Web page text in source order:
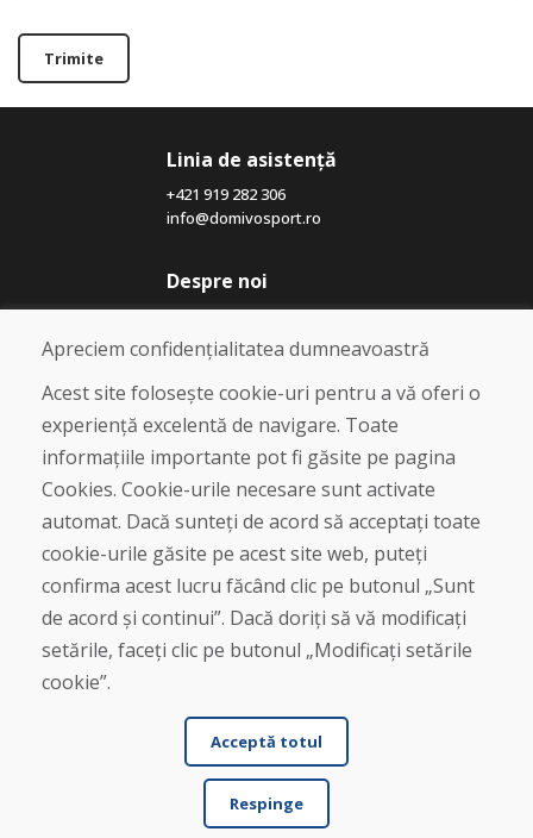
Trimite
Linia de asistență
+421 919 282 306
info@domivosport.ro
Despre noi
Blog
Despre noi
Magazin
Contact
Cumpărare
Magazin online
Livrare și plată
Plângere
Retur și schimb de mărfuri
Protecția datelor cu caracter personal
Cookies
© DOMIVOSPORT 2026, Toate drepturile rezervate
Apreciem confidențialitatea dumneavoastră
Acest site folosește cookie-uri pentru a vă oferi o
experiență excelentă de navigare. Toate
informațiile importante pot fi găsite pe pagina
Cookies. Cookie-urile necesare sunt activate
automat. Dacă sunteți de acord să acceptați toate
cookie-urile găsite pe acest site web, puteți
confirma acest lucru făcând clic pe butonul „Sunt
de acord și continui”. Dacă doriți să vă modificați
setările, faceți clic pe butonul „Modificați setările
cookie”.
Acceptă totul
Respinge